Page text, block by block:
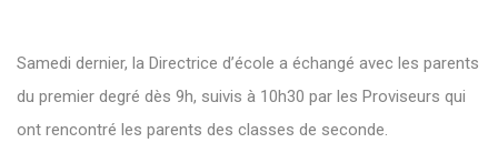
Samedi dernier, la Directrice d’école a échangé avec les parents
du premier degré dès 9h, suivis à 10h30 par les Proviseurs qui
ont rencontré les parents des classes de seconde.